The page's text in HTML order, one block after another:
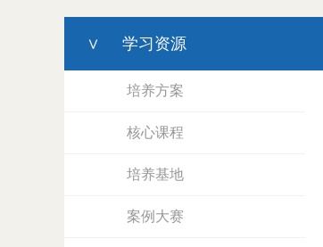
∨ 学习资源
培养方案
核心课程
培养基地
案例大赛